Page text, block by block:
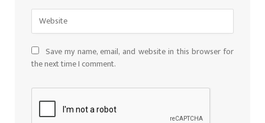
Save my name, email, and website in this browser for
the next time I comment.